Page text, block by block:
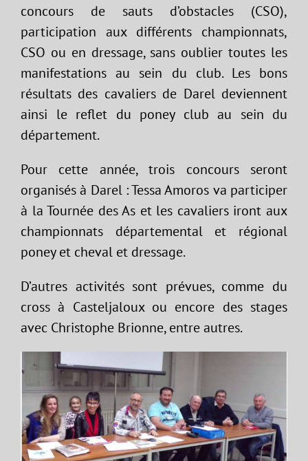
concours de sauts d’obstacles (CSO),
participation aux différents championnats,
CSO ou en dressage, sans oublier toutes les
manifestations au sein du club. Les bons
résultats des cavaliers de Darel deviennent
ainsi le reflet du poney club au sein du
département.
Pour cette année, trois concours seront
organisés à Darel : Tessa Amoros va participer
à la Tournée des As et les cavaliers iront aux
championnats départemental et régional
poney et cheval et dressage.
D’autres activités sont prévues, comme du
cross à Casteljaloux ou encore des stages
avec Christophe Brionne, entre autres.